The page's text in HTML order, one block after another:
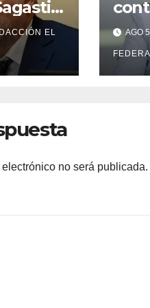
EL AGO
no será publicada.